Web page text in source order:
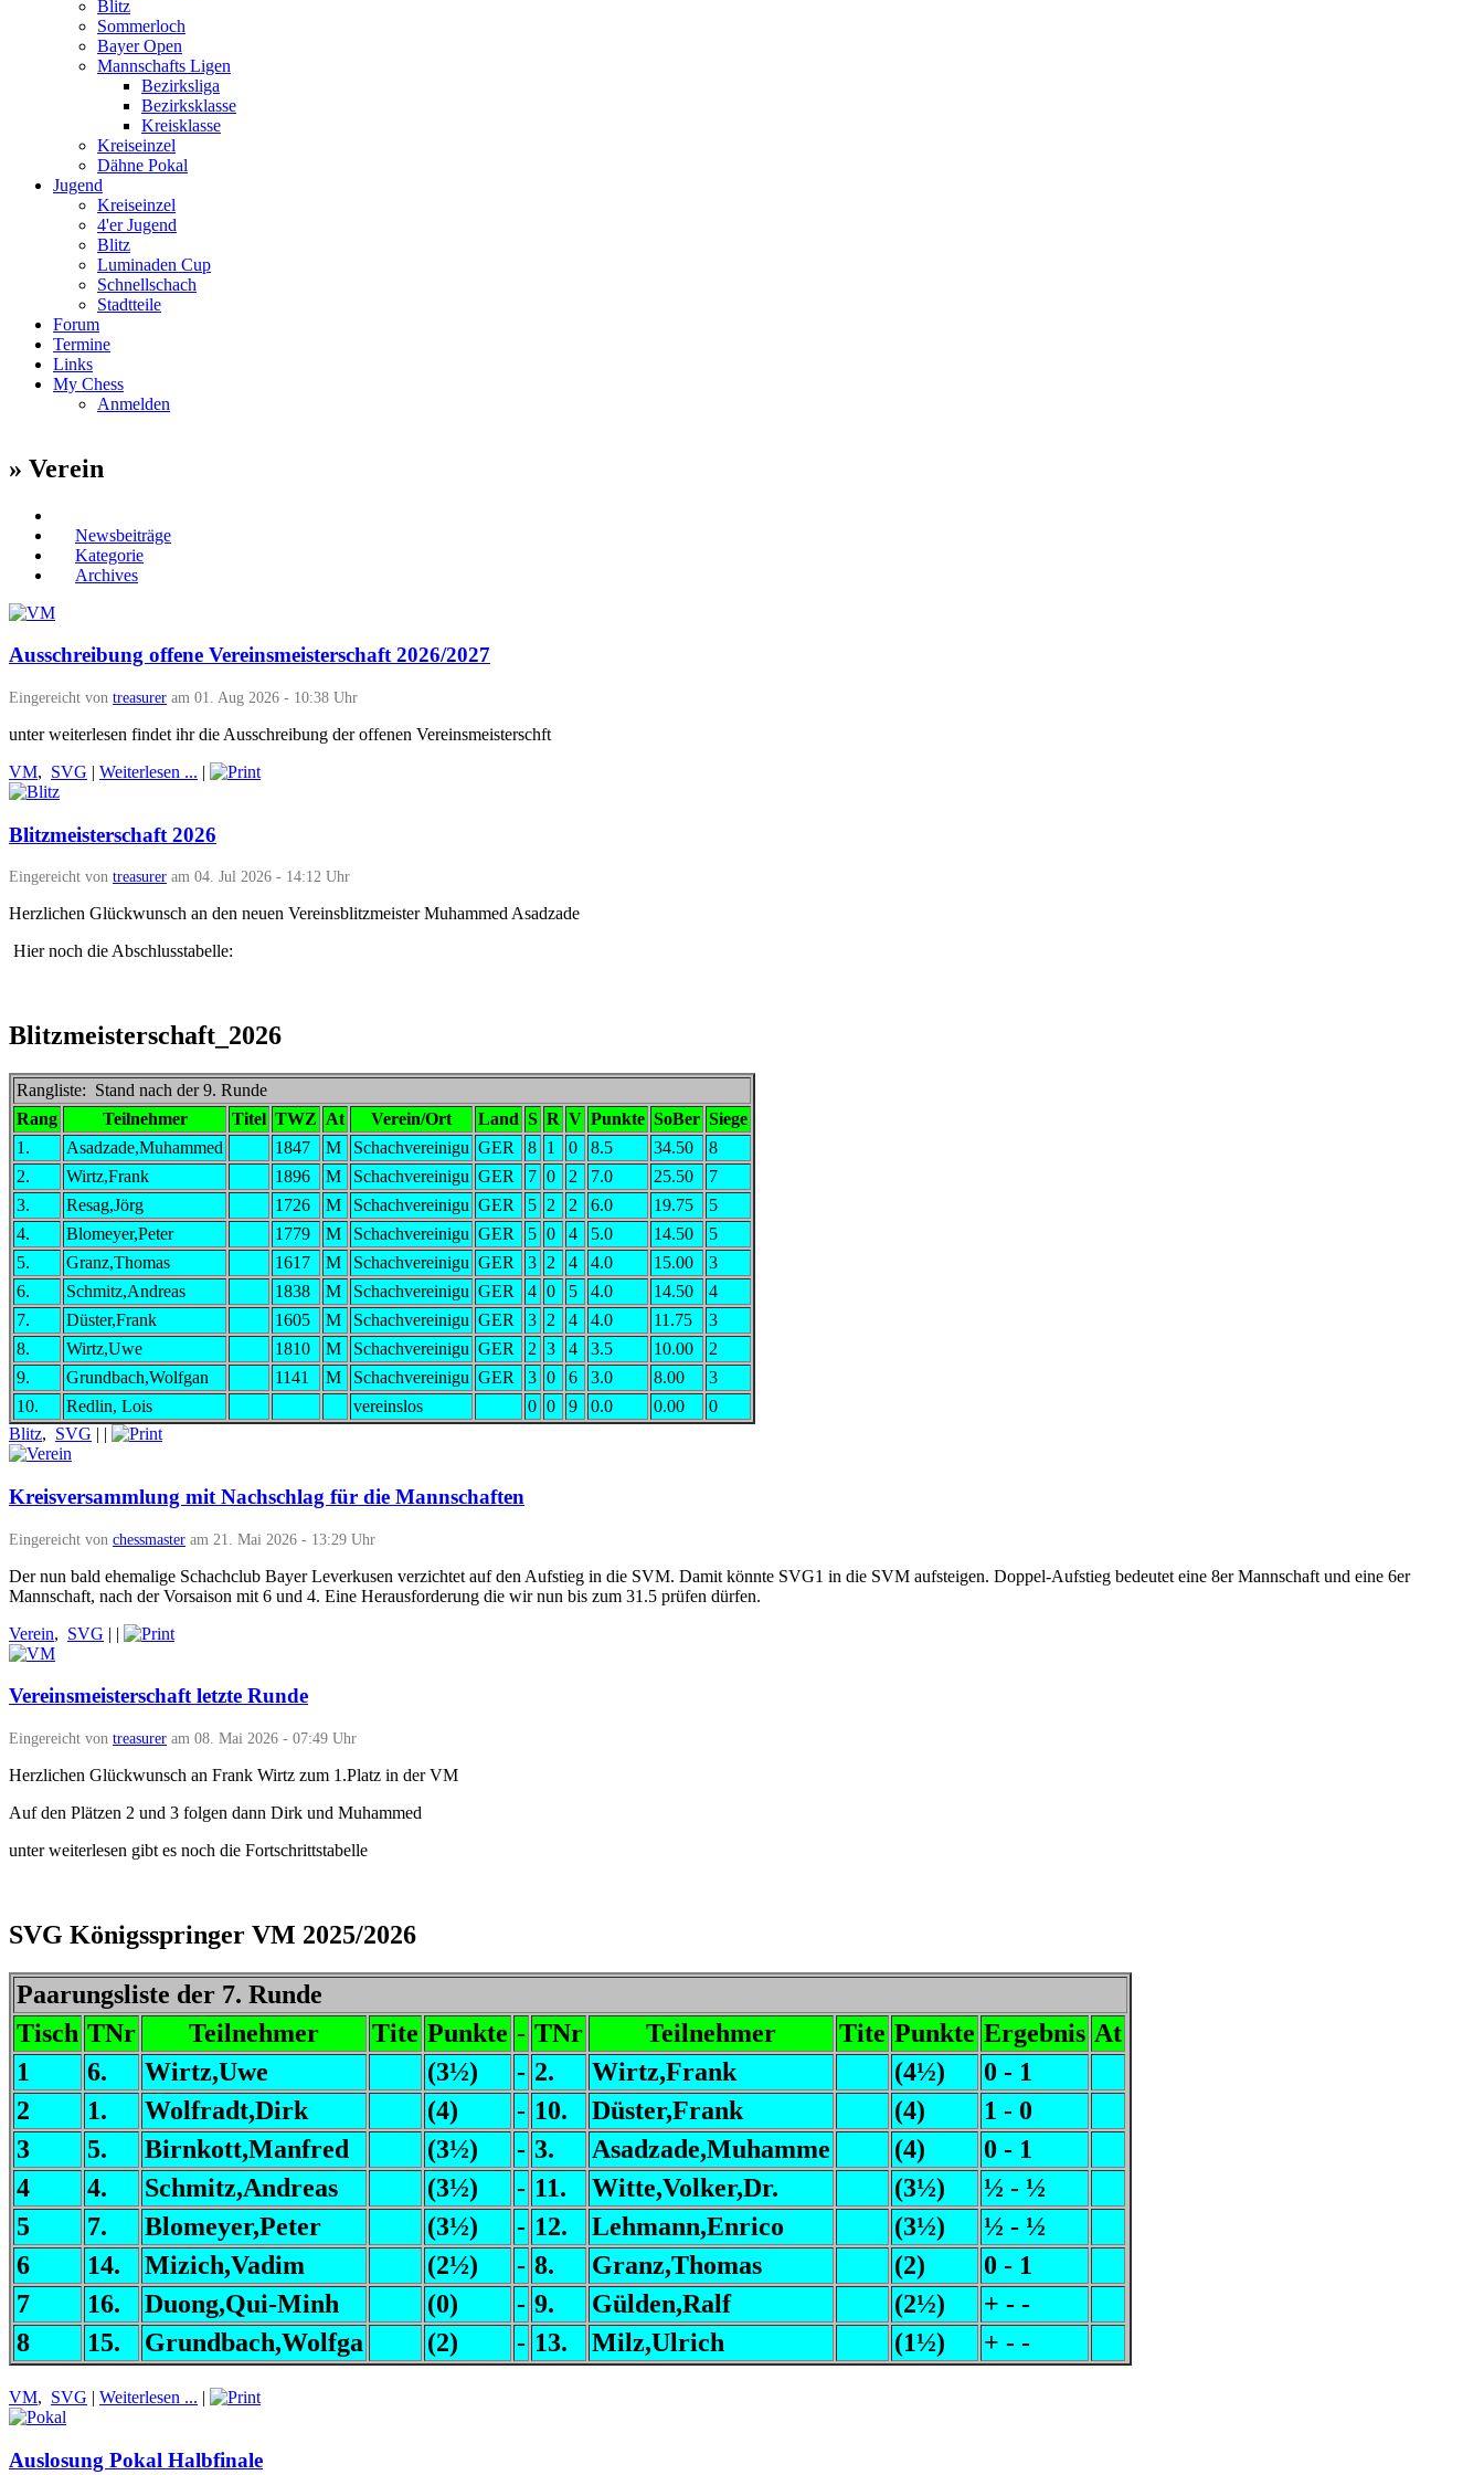
Blitz
Sommerloch
Bayer Open
Mannschafts Ligen
Bezirksliga
Bezirksklasse
Kreisklasse
Kreiseinzel
Dähne Pokal
Jugend
Kreiseinzel
4'er Jugend
Blitz
Luminaden Cup
Schnellschach
Stadtteile
Forum
Termine
Links
My Chess
Anmelden
» Verein
Newsbeiträge
Kategorie
Archives
Ausschreibung offene Vereinsmeisterschaft 2026/2027
Eingereicht von treasurer am 01. Aug 2026 - 10:38 Uhr
unter weiterlesen findet ihr die Ausschreibung der offenen Vereinsmeisterschft
VM, SVG | Weiterlesen ... |
Blitzmeisterschaft 2026
Eingereicht von treasurer am 04. Jul 2026 - 14:12 Uhr
Herzlichen Glückwunsch an den neuen Vereinsblitzmeister Muhammed Asadzade
Hier noch die Abschlusstabelle:
Blitzmeisterschaft_2026
Rangliste: Stand nach der 9. Runde
Rang
Teilnehmer Titel TWZ At Verein/Ort Land S R V Punkte SoBer Siege
1.
Asadzade,Muhammed 1847 M Schachvereinigu GER 8 1 0 8.5 34.50
8
2.
Wirtz,Frank 1896 M Schachvereinigu GER 7 0 2 7.0 25.50
7
3.
Resag,Jörg 1726 M Schachvereinigu GER 5 2 2 6.0 19.75
5
4.
Blomeyer,Peter 1779 M Schachvereinigu GER 5 0 4 5.0 14.50
5
5.
Granz,Thomas 1617 M Schachvereinigu GER 3 2 4 4.0 15.00
3
6.
Schmitz,Andreas 1838 M Schachvereinigu GER 4 0 5 4.0 14.50
4
7.
Düster,Frank 1605 M Schachvereinigu GER 3 2 4 4.0 11.75
3
8.
Wirtz,Uwe 1810 M Schachvereinigu GER 2 3 4 3.5 10.00
2
9.
Grundbach,Wolfgan 1141 M Schachvereinigu GER 3 0 6 3.0 8.00
3
10.
Redlin, Lois vereinslos 0 0 9 0.0 0.00
0
Blitz, SVG | |
Kreisversammlung mit Nachschlag für die Mannschaften
Eingereicht von chessmaster am 21. Mai 2026 - 13:29 Uhr
Der nun bald ehemalige Schachclub Bayer Leverkusen verzichtet auf den Aufstieg in die SVM. Damit könnte SVG1 in die SVM aufsteigen. Doppel-Aufstieg bedeutet eine 8er Mannschaft und eine 6er
Mannschaft, nach der Vorsaison mit 6 und 4. Eine Herausforderung die wir nun bis zum 31.5 prüfen dürfen.
Verein, SVG | |
Vereinsmeisterschaft letzte Runde
Eingereicht von treasurer am 08. Mai 2026 - 07:49 Uhr
Herzlichen Glückwunsch an Frank Wirtz zum 1.Platz in der VM
Auf den Plätzen 2 und 3 folgen dann Dirk und Muhammed
unter weiterlesen gibt es noch die Fortschrittstabelle
SVG Königsspringer VM 2025/2026
Paarungsliste der 7. Runde
Tisch TNr Teilnehmer Tite Punkte - TNr Teilnehmer Tite Punkte Ergebnis At
1
6. Wirtz,Uwe (3½) - 2. Wirtz,Frank (4½)
0 - 1
2
1. Wolfradt,Dirk (4) - 10. Düster,Frank (4)
1 - 0
3
5. Birnkott,Manfred (3½) - 3. Asadzade,Muhamme (4)
0 - 1
4
4. Schmitz,Andreas (3½) - 11. Witte,Volker,Dr. (3½)
½ - ½
5
7. Blomeyer,Peter (3½) - 12. Lehmann,Enrico (3½)
½ - ½
6
14. Mizich,Vadim (2½) - 8. Granz,Thomas (2)
0 - 1
7
16. Duong,Qui-Minh (0) - 9. Gülden,Ralf (2½)
+ - -
8
15. Grundbach,Wolfga (2) - 13. Milz,Ulrich (1½) + - -
VM, SVG | Weiterlesen ... |
Auslosung Pokal Halbfinale